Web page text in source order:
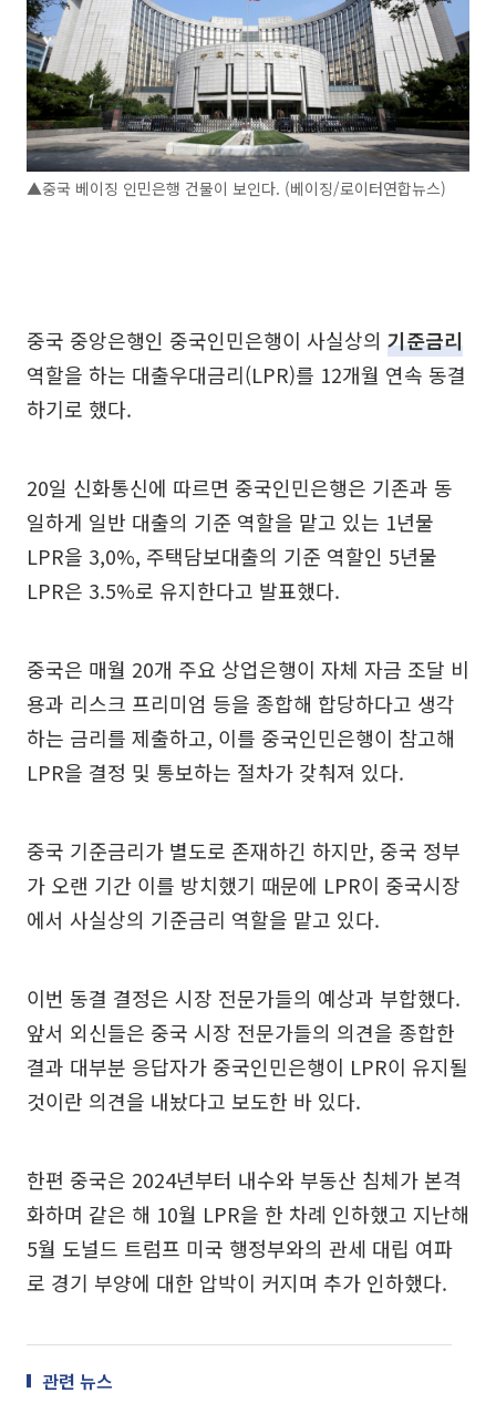
▲중국 베이징 인민은행 건물이 보인다. (베이징/로이터연합뉴스)
중국 중앙은행인 중국인민은행이 사실상의 기준금리
역할을 하는 대출우대금리(LPR)를 12개월 연속 동결
하기로 했다.
20일 신화통신에 따르면 중국인민은행은 기존과 동
일하게 일반 대출의 기준 역할을 맡고 있는 1년물
LPR을 3,0%, 주택담보대출의 기준 역할인 5년물
LPR은 3.5%로 유지한다고 발표했다.
중국은 매월 20개 주요 상업은행이 자체 자금 조달 비
용과 리스크 프리미엄 등을 종합해 합당하다고 생각
하는 금리를 제출하고, 이를 중국인민은행이 참고해
LPR을 결정 및 통보하는 절차가 갖춰져 있다.
중국 기준금리가 별도로 존재하긴 하지만, 중국 정부
가 오랜 기간 이를 방치했기 때문에 LPR이 중국시장
에서 사실상의 기준금리 역할을 맡고 있다.
이번 동결 결정은 시장 전문가들의 예상과 부합했다.
앞서 외신들은 중국 시장 전문가들의 의견을 종합한
결과 대부분 응답자가 중국인민은행이 LPR이 유지될
것이란 의견을 내놨다고 보도한 바 있다.
한편 중국은 2024년부터 내수와 부동산 침체가 본격
화하며 같은 해 10월 LPR을 한 차례 인하했고 지난해
5월 도널드 트럼프 미국 행정부와의 관세 대립 여파
로 경기 부양에 대한 압박이 커지며 추가 인하했다.
관련 뉴스